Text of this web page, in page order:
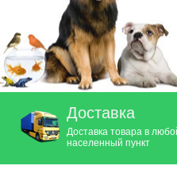
Доставка
Доставка товара в
населенный пункт